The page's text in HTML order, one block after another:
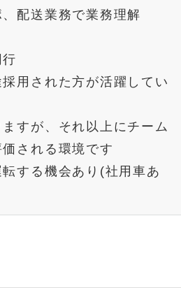
、配送業務で業務理解
用された方が活躍してい
すが、それ以上にチーム
される環境です
する機会あり(社用車あ